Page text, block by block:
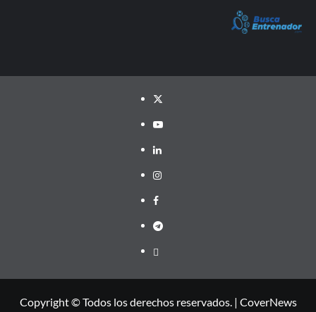
Twitter
YouTube
LinkedIn
Instagram
Facebook
Telegram
PayPal
Copyright © Todos los derechos reservados. | CoverNews